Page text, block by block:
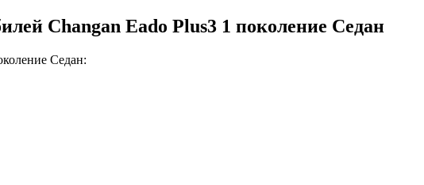
Changan Eado Plus3 1 поколение Седан
Седан: